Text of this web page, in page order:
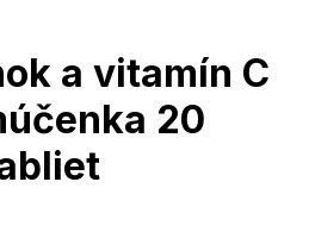
a vitamín C
20